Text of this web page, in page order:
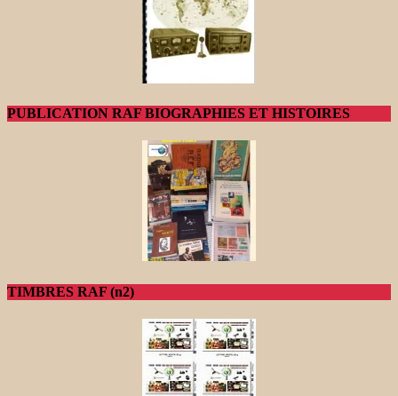
PUBLICATION RAF BIOGRAPHIES ET HISTOIRES
TIMBRES RAF (n2)